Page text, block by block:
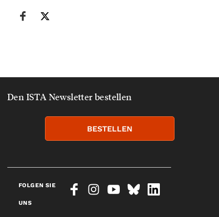
Den ISTA Newsletter bestellen
BESTELLEN
FOLGEN SIE
UNS